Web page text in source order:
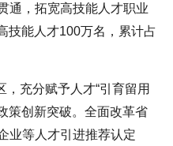
通，拓宽高技能人才职业
技能人才100万名，累计占
充分赋予人才“引育留用
策创新突破。全面改革省
业等人才引进推荐认定